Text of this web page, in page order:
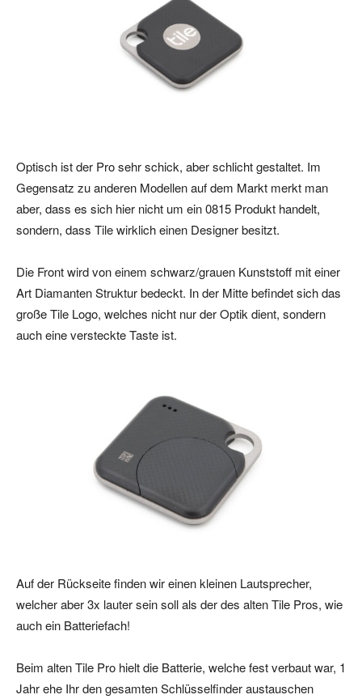
Optisch ist der Pro sehr schick, aber schlicht gestaltet. Im
Gegensatz zu anderen Modellen auf dem Markt merkt man
aber, dass es sich hier nicht um ein 0815 Produkt handelt,
sondern, dass Tile wirklich einen Designer besitzt.
Die Front wird von einem schwarz/grauen Kunststoff mit einer
Art Diamanten Struktur bedeckt. In der Mitte befindet sich das
große Tile Logo, welches nicht nur der Optik dient, sondern
auch eine versteckte Taste ist.
Auf der Rückseite finden wir einen kleinen Lautsprecher,
welcher aber 3x lauter sein soll als der des alten Tile Pros, wie
auch ein Batteriefach!
Beim alten Tile Pro hielt die Batterie, welche fest verbaut war, 1
Jahr ehe Ihr den gesamten Schlüsselfinder austauschen